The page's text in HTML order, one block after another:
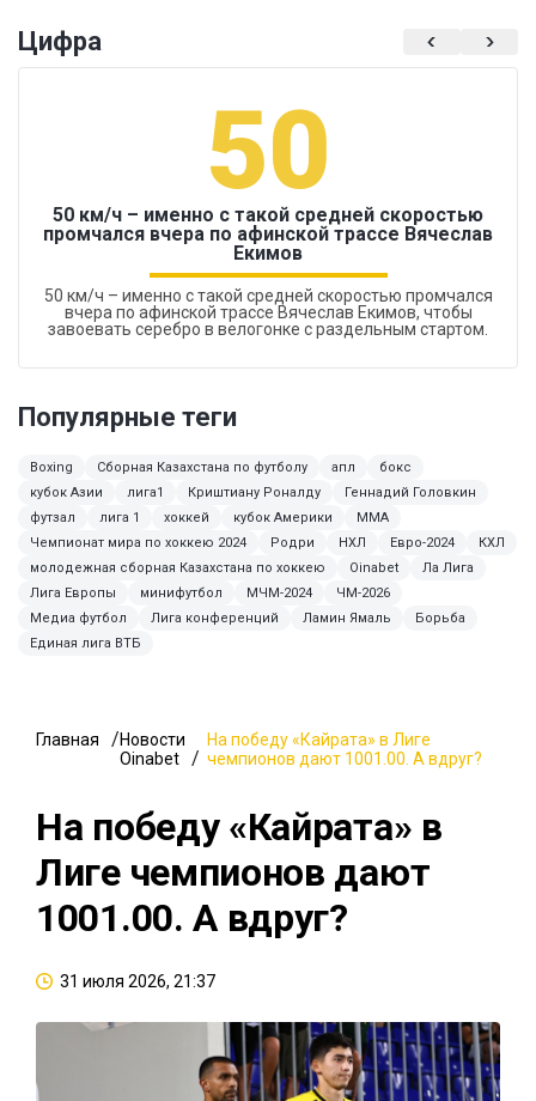
Цифра
50
50 км/ч – именно с такой средней скоростью
промчался вчера по афинской трассе Вячеслав
Екимов
50 км/ч – именно с такой средней скоростью промчался
вчера по афинской трассе Вячеслав Екимов, чтобы
завоевать серебро в велогонке с раздельным стартом.
Популярные теги
Boxing Сборная Казахстана по футболу апл
бокс
кубок Азии
лига1 Криштиану Роналду
Геннадий Головкин
футзал
лига 1 хоккей кубок Америки
MMA
Чемпионат мира по хоккею 2024
Родри НХЛ Евро-2024
КХЛ
молодежная сборная Казахстана по хоккею
Oinabet
Ла Лига
Лига Европы
минифутбол МЧМ-2024
ЧМ-2026
Медиа футбол
Лига конференций Ламин Ямаль
Борьба
Единая лига ВТБ
Главная
Новости
Oinabet
На победу «Кайрата» в Лиге
чемпионов дают 1001.00. А вдруг?
На победу «Кайрата» в
Лиге чемпионов дают
1001.00. А вдруг?
31 июля 2026, 21:37